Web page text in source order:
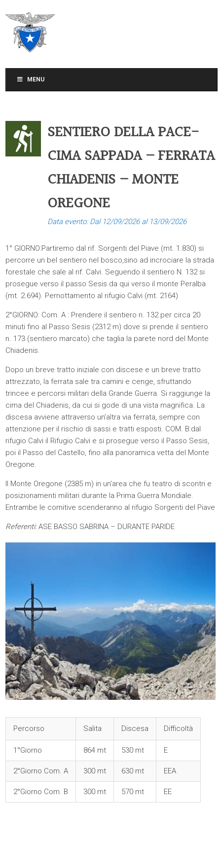
MENU
SENTIERO DELLA PACE-
CIMA SAPPADA – FERRATA
CHIADENIS – MONTE
OREGONE
Data evento: Dal 12/09/2026 al 13/09/2026
1° GIORNO:Partiremo dal rif. Sorgenti del Piave (mt. 1.830) si
percorre un bel sentiero nel bosco,sino ad incrociare la strada
forestale che sale al rif. Calvi. Seguendo il sentiero N. 132 si
prosegue verso il passo Sesis da qui verso il monte Peralba
(mt. 2.694). Pernottamento al rifugio Calvi (mt. 2164)
2°GIORNO: Com. A : Prendere il sentiero n. 132 per circa 20
minuti fino al Passo Sesis (2312 m) dove si prende il sentiero
n. 173 (sentiero marcato) che taglia la parete nord del Monte
Chiadenis.
Dopo un breve tratto iniziale con discese e un breve tratto
attrezzato, la ferrata sale tra camini e cenge, sfruttando
trincee e percorsi militari della Grande Guerra. Si raggiunge la
cima del Chiadenis, da cui si gode di una vista magnifica. La
discesa avviene attraverso un’altra via ferrata, sempre con
attenzione per il rischio di sassi e tratti esposti. COM. B:dal
rifugio Calvi il Rifugio Calvi e si prosegue verso il Passo Sesis,
poi il Passo del Castello, fino alla panoramica vetta del Monte
Oregone.
Il Monte Oregone (2385 m) in un’area che fu teatro di scontri e
posizionamenti militari durante la Prima Guerra Mondiale.
Entrambe le comitive scenderanno al rifugio Sorgenti del Piave
Referenti:ASE BASSO SABRINA – DURANTE PARIDE
Percorso Salita Discesa Difficoltà
1°Giorno 864 mt 530 mt E
2°Giorno Com. A 300 mt 630 mt EEA
2°Giorno Com. B 300 mt 570 mt EE